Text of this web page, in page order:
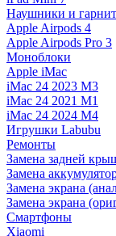
Наушники и
Apple Airpods 4
Apple Airpods Pro 3
Моноблоки
Apple iMac
iMac 24 2023 M3
iMac 24 2021 M1
iMac 24 2024 M4
Игрушки Labubu
Ремонты
Замена задней
Замена
Замена экрана
Замена экрана
Смартфоны
Xiaomi